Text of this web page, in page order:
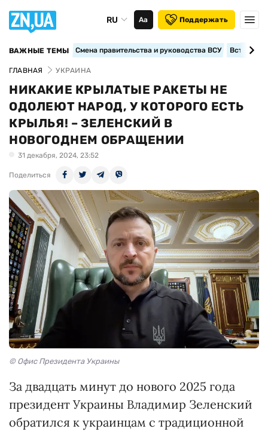
RU Аа Поддержать
ВАЖНЫЕ ТЕМЫ Смена правительства и руководства ВСУ
ГЛАВНАЯ УКРАИНА
НИКАКИЕ КРЫЛАТЫЕ РАКЕТЫ НЕ
ОДОЛЕЮТ НАРОД, У КОТОРОГО ЕСТЬ
КРЫЛЬЯ! – ЗЕЛЕНСКИЙ В
НОВОГОДНЕМ ОБРАЩЕНИИ
31 декабря, 2024, 23:52
Поделиться
© Офис Президента Украины
За двадцать минут до нового 2025 года
президент Украины Владимир Зеленский
обратился к украинцам с традиционной